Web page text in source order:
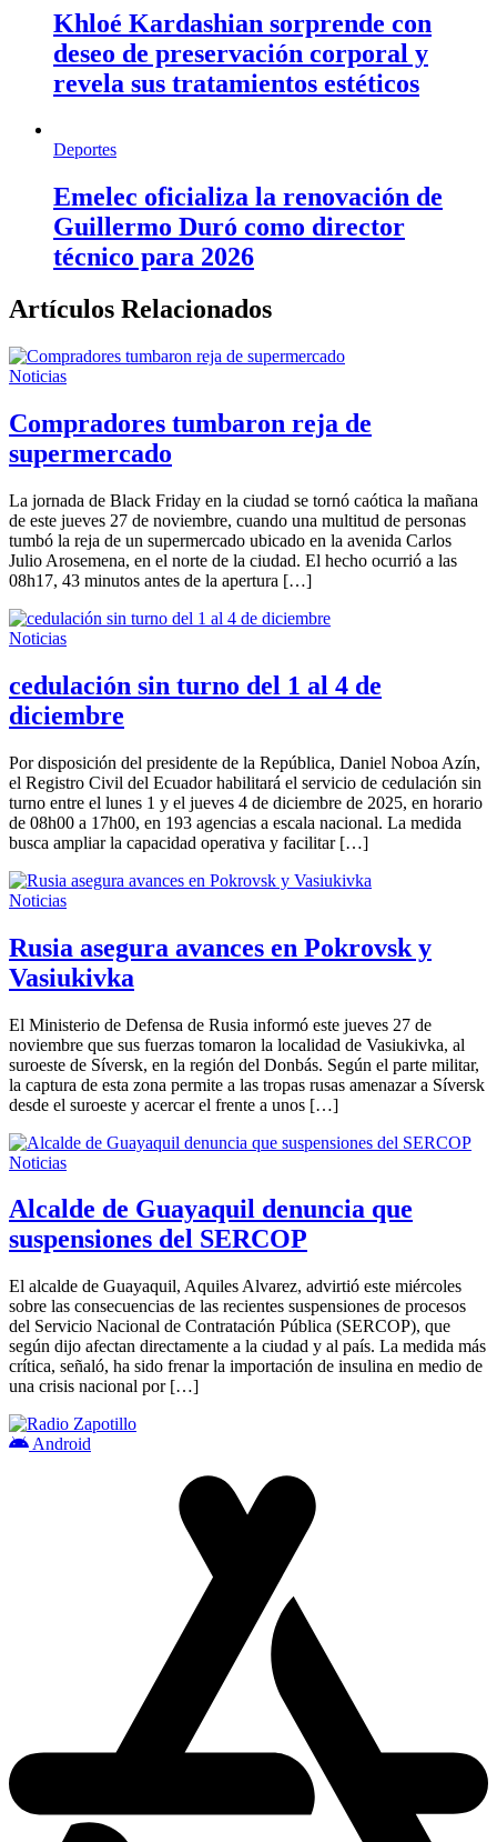
Khloé Kardashian sorprende con
deseo de preservación corporal y
revela sus tratamientos estéticos
Deportes
Emelec oficializa la renovación de
Guillermo Duró como director
técnico para 2026
Artículos Relacionados
Noticias
Compradores tumbaron reja de
supermercado
La jornada de Black Friday en la ciudad se tornó caótica la mañana
de este jueves 27 de noviembre, cuando una multitud de personas
tumbó la reja de un supermercado ubicado en la avenida Carlos
Julio Arosemena, en el norte de la ciudad. El hecho ocurrió a las
08h17, 43 minutos antes de la apertura […]
Noticias
cedulación sin turno del 1 al 4 de
diciembre
Por disposición del presidente de la República, Daniel Noboa Azín,
el Registro Civil del Ecuador habilitará el servicio de cedulación sin
turno entre el lunes 1 y el jueves 4 de diciembre de 2025, en horario
de 08h00 a 17h00, en 193 agencias a escala nacional. La medida
busca ampliar la capacidad operativa y facilitar […]
Noticias
Rusia asegura avances en Pokrovsk y
Vasiukivka
El Ministerio de Defensa de Rusia informó este jueves 27 de
noviembre que sus fuerzas tomaron la localidad de Vasiukivka, al
suroeste de Síversk, en la región del Donbás. Según el parte militar,
la captura de esta zona permite a las tropas rusas amenazar a Síversk
desde el suroeste y acercar el frente a unos […]
Noticias
Alcalde de Guayaquil denuncia que
suspensiones del SERCOP
El alcalde de Guayaquil, Aquiles Alvarez, advirtió este miércoles
sobre las consecuencias de las recientes suspensiones de procesos
del Servicio Nacional de Contratación Pública (SERCOP), que
según dijo afectan directamente a la ciudad y al país. La medida más
crítica, señaló, ha sido frenar la importación de insulina en medio de
una crisis nacional por […]
Android